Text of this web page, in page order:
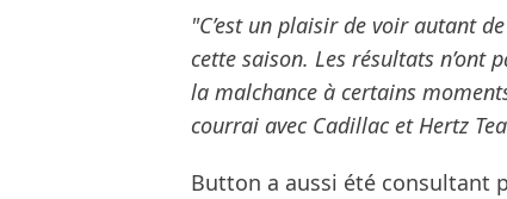
"C’est un plaisir de voir autant
cette saison. Les résultats n’ont
la malchance à certains
courrai avec Cadillac et Hertz
Button a aussi été consultant